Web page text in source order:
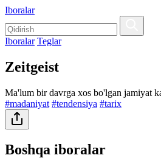
Iboralar
Iboralar Teglar
Zeitgeist
Ma'lum bir davrga xos bo'lgan jamiyat
#madaniyat #tendensiya #tarix
Boshqa iboralar